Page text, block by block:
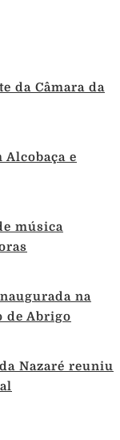
da Câmara da
e
música
na
de Abrigo
Nazaré reuniu